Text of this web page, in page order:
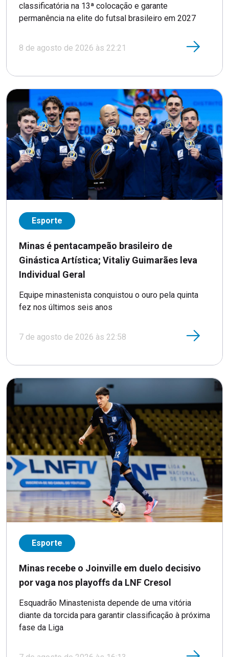
classificatória na 13ª colocação e garante
permanência na elite do futsal brasileiro em 2027
8 de agosto de 2026 às 22:21
Esporte
Minas é pentacampeão brasileiro de
Ginástica Artística; Vitaliy Guimarães leva
Individual Geral
Equipe minastenista conquistou o ouro pela quinta
fez nos últimos seis anos
7 de agosto de 2026 às 22:58
Esporte
Minas recebe o Joinville em duelo decisivo
por vaga nos playoffs da LNF Cresol
Esquadrão Minastenista depende de uma vitória
diante da torcida para garantir classificação à próxima
fase da Liga